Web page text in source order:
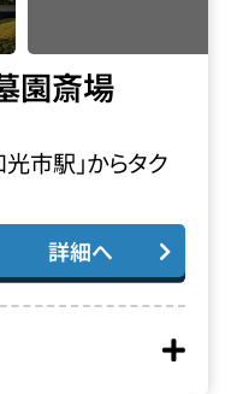
園斎場
市駅」からタク
詳細へ